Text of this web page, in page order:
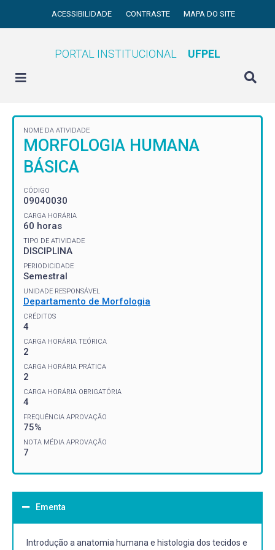
ACESSIBILIDADE CONTRASTE MAPA DO SITE
PORTAL INSTITUCIONAL UFPEL
NOME DA ATIVIDADE
MORFOLOGIA HUMANA
BÁSICA
CÓDIGO
09040030
CARGA HORÁRIA
60 horas
TIPO DE ATIVIDADE
DISCIPLINA
PERIODICIDADE
Semestral
UNIDADE RESPONSÁVEL
Departamento de Morfologia
CRÉDITOS
4
CARGA HORÁRIA TEÓRICA
2
CARGA HORÁRIA PRÁTICA
2
CARGA HORÁRIA OBRIGATÓRIA
4
FREQUÊNCIA APROVAÇÃO
75%
NOTA MÉDIA APROVAÇÃO
7
Ementa
Introdução a anatomia humana e histologia dos tecidos e